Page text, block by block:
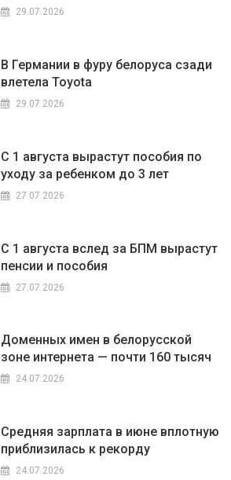
29.07.2026
В Германии в фуру белоруса сзади
влетела Toyota
29.07.2026
С 1 августа вырастут пособия по
уходу за ребенком до 3 лет
27.07.2026
С 1 августа вслед за БПМ вырастут
пенсии и пособия
27.07.2026
Доменных имен в белорусской
зоне интернета — почти 160 тысяч
24.07.2026
Средняя зарплата в июне вплотную
приблизилась к рекорду
24.07.2026